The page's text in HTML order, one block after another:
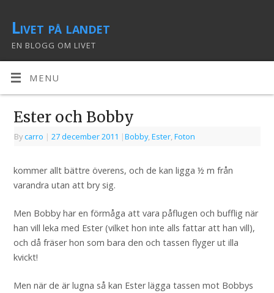
Livet på landet
EN BLOGG OM LIVET
MENU
Ester och Bobby
Bycarro | 27 december 2011 |Bobby, Ester, Foton
kommer allt bättre överens, och de kan ligga ½ m från
varandra utan att bry sig.
Men Bobby har en förmåga att vara påflugen och bufflig när
han vill leka med Ester (vilket hon inte alls fattar att han vill),
och då fräser hon som bara den och tassen flyger ut illa
kvickt!
Men när de är lugna så kan Ester lägga tassen mot Bobbys